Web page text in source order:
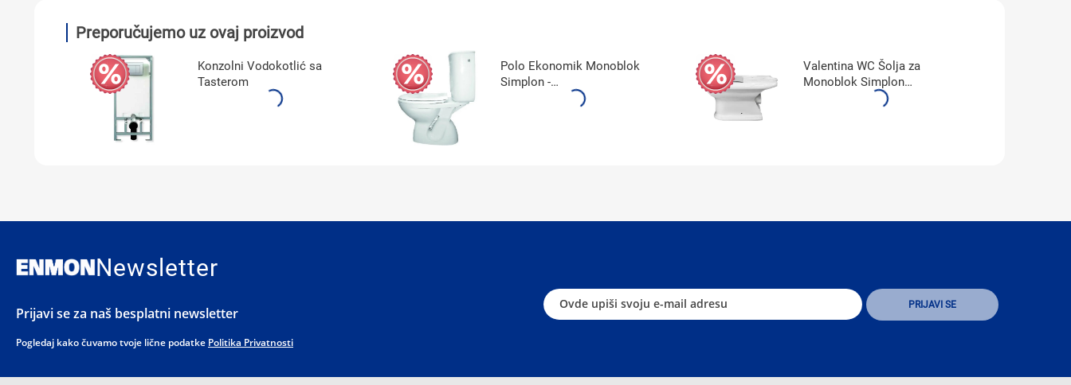
Preporučujemo uz ovaj proizvod
Konzolni Vodokotlić sa
Tasterom
Polo Ekonomik Monoblok
Simplon -
WM821017Z00LDF1
Valentina WC Šolja za
Monoblok Simplon
WM821VA6Z0000F1
Newsletter
Prijavi se za naš besplatni newsletter
Pogledaj kako čuvamo tvoje lične podatke Politika Privatnosti